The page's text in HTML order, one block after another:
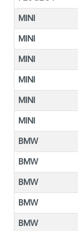
MINI
MINI
MINI
MINI
MINI
MINI
BMW
BMW
BMW
BMW
BMW